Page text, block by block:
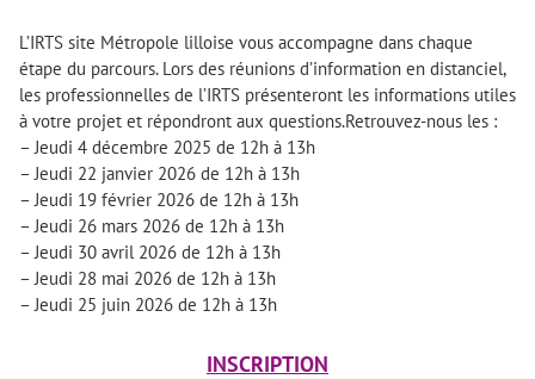
L’IRTS site Métropole lilloise vous accompagne dans chaque
étape du parcours. Lors des réunions d’information en distanciel,
les professionnelles de l’IRTS présenteront les informations utiles
à votre projet et répondront aux questions.Retrouvez-nous les :
– Jeudi 4 décembre 2025 de 12h à 13h
– Jeudi 22 janvier 2026 de 12h à 13h
– Jeudi 19 février 2026 de 12h à 13h
– Jeudi 26 mars 2026 de 12h à 13h
– Jeudi 30 avril 2026 de 12h à 13h
– Jeudi 28 mai 2026 de 12h à 13h
– Jeudi 25 juin 2026 de 12h à 13h
INSCRIPTION